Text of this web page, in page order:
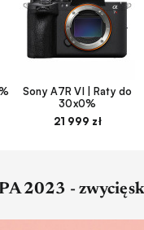
Sony A7R VI | Raty do
30x0%
21 999 zł
2023 -